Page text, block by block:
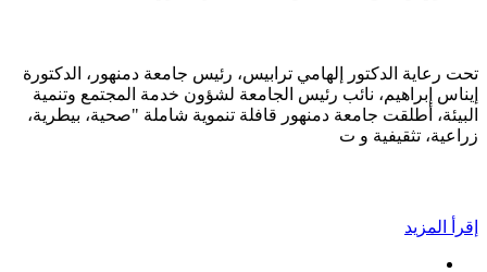
تحت رعاية الدكتور إلهامي ترابيس، رئيس جامعة دمنهور، الدكتورة
إيناس إبراهيم، نائب رئيس الجامعة لشؤون خدمة المجتمع وتنمية
البيئة، أطلقت جامعة دمنهور قافلة تنموية شاملة "صحية، بيطرية،
زراعية، تثقيفية و ت
إقرأ المزيد